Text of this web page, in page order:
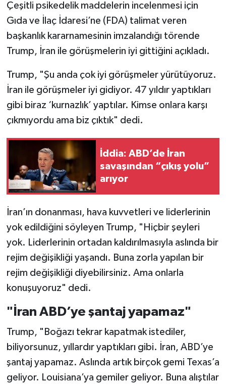
Çeşitli psikedelik maddelerin incelenmesi için
Gıda ve İlaç İdaresi’ne (FDA) talimat veren
başkanlık kararnamesinin imzalandığı törende
Trump, İran ile görüşmelerin iyi gittiğini açıkladı.
Trump, "Şu anda çok iyi görüşmeler yürütüyoruz.
İran ile görüşmeler iyi gidiyor. 47 yıldır yaptıkları
gibi biraz ‘kurnazlık’ yaptılar. Kimse onlara karşı
çıkmıyordu ama biz çıktık" dedi.
İddia: ABD’de İran
savaşından “çıkış yolu”
arıyor
İran’ın donanması, hava kuvvetleri ve liderlerinin
yok edildiğini söyleyen Trump, "Hiçbir şeyleri
yok. Liderlerinin ortadan kaldırılmasıyla aslında bir
rejim değişikliği yaşandı. Buna zorla yapılan bir
rejim değişikliği diyebilirsiniz. Ama onlarla
konuşuyoruz" dedi.
"İran ABD’ye şantaj yapamaz"
Trump, "Boğazı tekrar kapatmak istediler,
biliyorsunuz, yıllardır yaptıkları gibi. İran, ABD’ye
şantaj yapamaz. Aslında artık birçok gemi Texas’a
geliyor. Louisiana’ya gemiler geliyor. Buna alıştılar